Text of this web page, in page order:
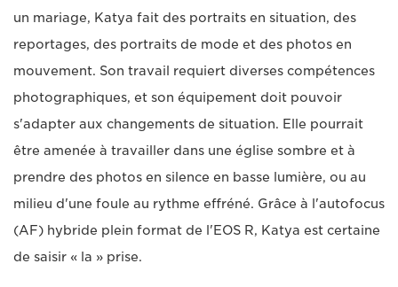
un mariage, Katya fait des portraits en situation, des
reportages, des portraits de mode et des photos en
mouvement. Son travail requiert diverses compétences
photographiques, et son équipement doit pouvoir
s'adapter aux changements de situation. Elle pourrait
être amenée à travailler dans une église sombre et à
prendre des photos en silence en basse lumière, ou au
milieu d'une foule au rythme effréné. Grâce à l'autofocus
(AF) hybride plein format de l'EOS R, Katya est certaine
de saisir « la » prise.